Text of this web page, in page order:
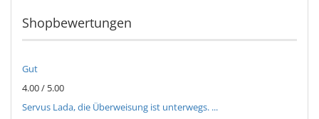
Shopbewertungen
Gut
4.00 / 5.00
Servus Lada, die Überweisung ist unterwegs. ...